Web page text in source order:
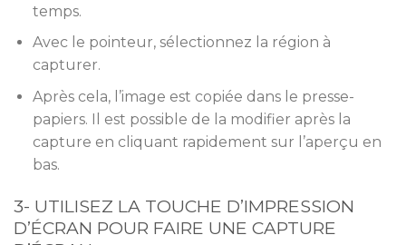
temps.
Avec le pointeur, sélectionnez la région à
capturer.
Après cela, l’image est copiée dans le presse-
papiers. Il est possible de la modifier après la
capture en cliquant rapidement sur l’aperçu en
bas.
3- UTILISEZ LA TOUCHE D’IMPRESSION
D’ÉCRAN POUR FAIRE UNE CAPTURE